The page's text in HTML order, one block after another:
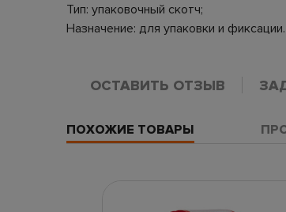
Тип: упаковочный скотч;
Назначение: для упаковки и фиксации.
ОСТАВИТЬ ОТЗЫВ
ПОХОЖИЕ ТОВАРЫ